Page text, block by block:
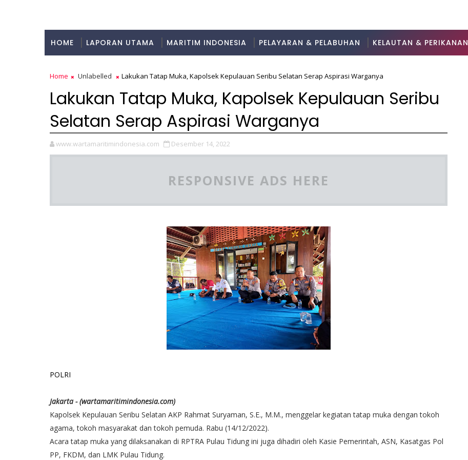
HOME LAPORAN UTAMA MARITIM INDONESIA PELAYARAN & PELABUHAN KELAUTAN & PERIKANAN
Home Unlabelled Lakukan Tatap Muka, Kapolsek Kepulauan Seribu Selatan Serap Aspirasi Warganya
Lakukan Tatap Muka, Kapolsek Kepulauan Seribu
Selatan Serap Aspirasi Warganya
www.wartamaritimindonesia.com Desember 14, 2022
RESPONSIVE ADS HERE
POLRI
Jakarta - (wartamaritimindonesia.com)
Kapolsek Kepulauan Seribu Selatan AKP Rahmat Suryaman, S.E., M.M., menggelar kegiatan tatap muka dengan tokoh
agama, tokoh masyarakat dan tokoh pemuda. Rabu (14/12/2022).
Acara tatap muka yang dilaksanakan di RPTRA Pulau Tidung ini juga dihadiri oleh Kasie Pemerintah, ASN, Kasatgas Pol
PP, FKDM, dan LMK Pulau Tidung.